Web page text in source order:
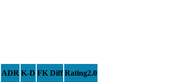
ADR K-D FK Diff Rating2.0